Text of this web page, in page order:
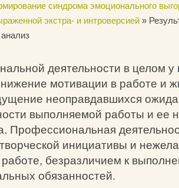
синдрома эмоционального
экстра- и интроверсией »
деятельности в целом у
мотивации в работе и
неоправдавшихся
выполняемой работы и ее
Профессиональная
инициативы и
безразличием к
обязанностей.